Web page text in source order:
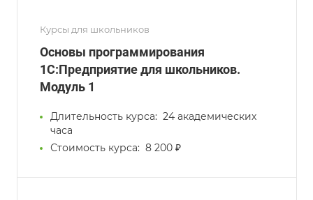
Курсы для школьников
Основы программирования
1С:Предприятие для школьников.
Модуль 1
Длительность курса: 24 академических
часа
Стоимость курса: 8 200 ₽